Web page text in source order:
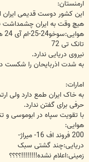
ارمنستان:
این کشور دوست قدیمی ایران
هیچ وقت به ایران چشمداشت
هوایی:سوخو24-25-ام آی 24 هایند
تانک تی 72
نیروی دریایی ندارد.
به شدت اذربایحان را شکست
امارات:
به خاک ایران طمع دارد ولی
حرفی برای گفتن ندارد.
با تقویت سپاه در ابوموسی
هوایی:
200 فروند اف 16- میراژ-
دریایی:چند گشتی سبک
زمینی:اعلام نشده!!!!!!!!؟؟؟؟